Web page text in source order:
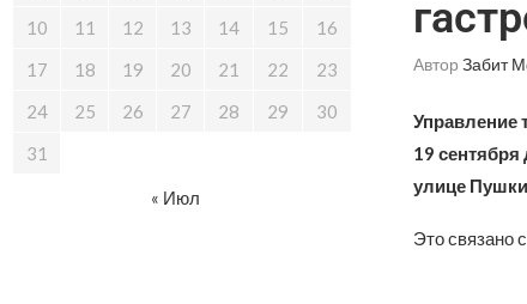
Автор Забит
Управление
19
улице
Это связано
10
11 12 13 14 15
16
17
18 19 20 21 22
23
24
25 26 27 28 29
30
31
« Июл